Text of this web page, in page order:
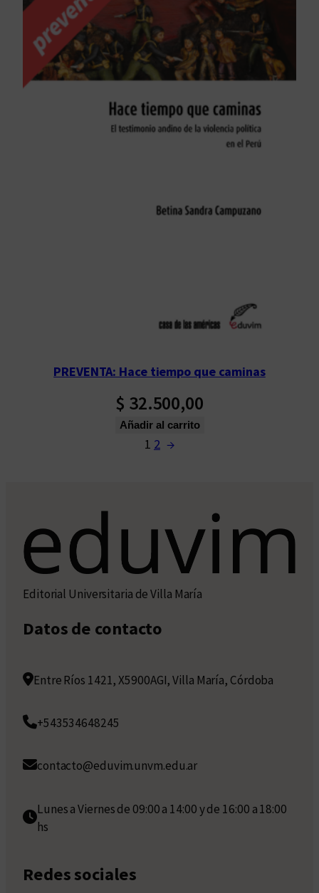
PREVENTA: Hace tiempo que caminas
$ 32.500,00
Añadir al carrito
1 2 →
Editorial Universitaria de Villa María
Datos de contacto
Entre Ríos 1421, X5900AGI, Villa María, Córdoba
+543534648245
contacto@eduvim.unvm.edu.ar
Lunes a Viernes de 09:00 a 14:00 y de 16:00 a 18:00
hs
Redes sociales